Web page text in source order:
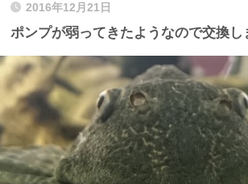
2016年12月21日
ポンプが弱ってきたようなので交換し